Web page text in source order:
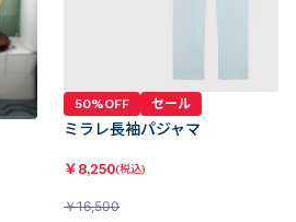
50%OFF セール
ミラレ長袖パジャマ
￥ 8,250(税込)
￥16,500